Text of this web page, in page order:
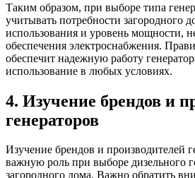
Таким образом, при выборе типа
учитывать потребности загородного
использования и уровень мощности,
обеспечения электроснабжения.
обеспечит надежную работу
использование в любых условиях.
4. Изучение брендов и
генераторов
Изучение брендов и производителей
важную роль при выборе дизельного
загородного дома. Важно обратить